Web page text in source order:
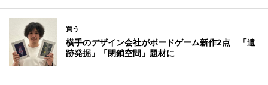
買う
横手のデザイン会社がボードゲーム新作2点 「遺
跡発掘」「閉鎖空間」題材に